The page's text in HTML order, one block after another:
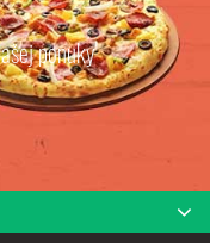
ponuky